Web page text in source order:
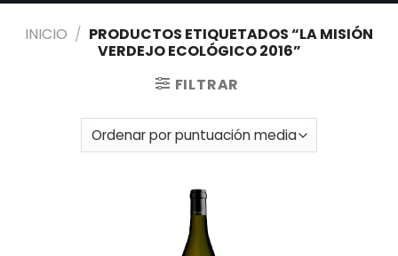
INICIO / PRODUCTOS ETIQUETADOS “LA MISIÓN
VERDEJO ECOLÓGICO 2016”
FILTRAR